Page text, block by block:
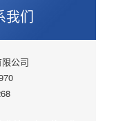
我们
公司